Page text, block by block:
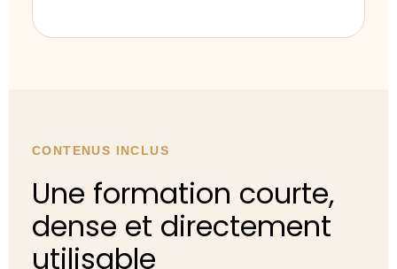
CONTENUS INCLUS
Une formation courte,
dense et directement
utilisable